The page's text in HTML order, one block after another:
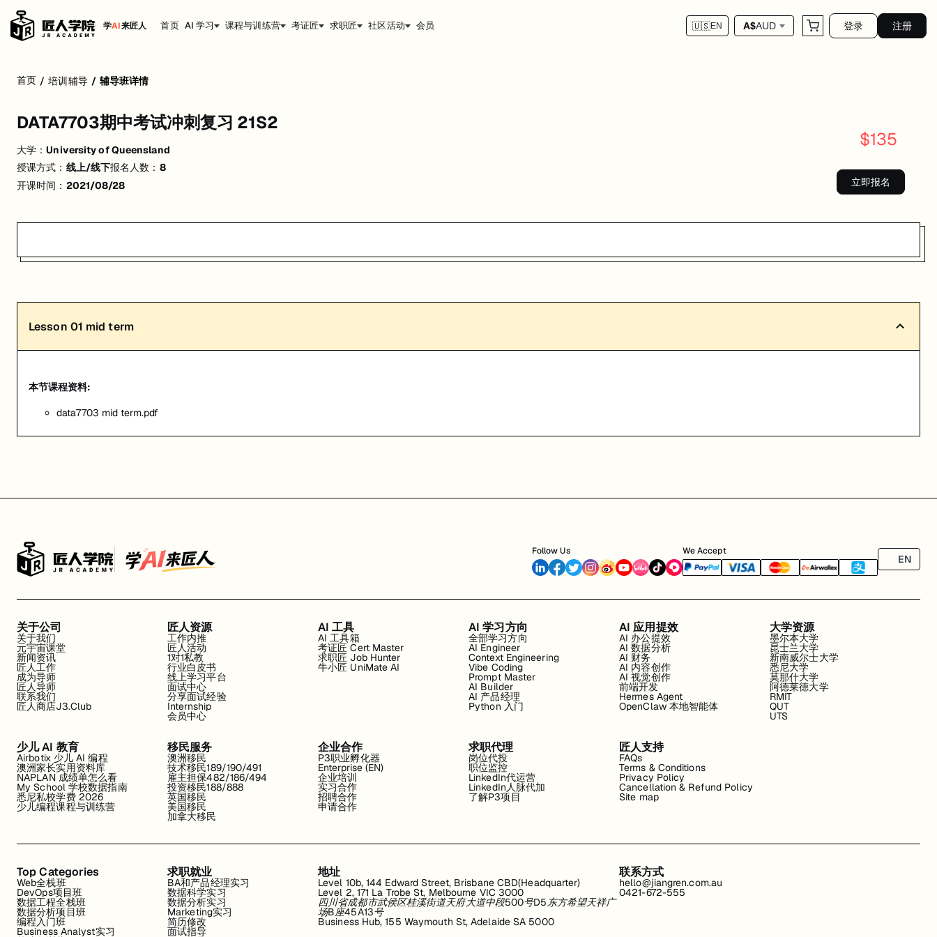
学AI来匠人 首页 AI 学习 课程与训练营 考证匠 求职匠 社区活动 会员 🇺🇸EN A$AUD 登录 注册
DATA7703期中考试冲刺复习 21S2
开始日期: 2021/8/28
已有 8 名同学报名参加
关联大学:University of Queensland
首页 / 培训辅导 / 辅导班详情
DATA7703期中考试冲刺复习 21S2
大学：University of Queensland
授课方式： 线上/线下报名人数： 8
开课时间： 2021/08/28
$135
立即报名
Lesson 01 mid term
本节课程资料:
data7703 mid term.pdf
Follow Us We Accept
EN
关于公司
关于我们
元宇宙课堂
新闻资讯
匠人工作
成为导师
匠人导师
联系我们
匠人商店J3.Club
匠人资源
工作内推
匠人活动
1对1私教
行业白皮书
线上学习平台
面试中心
分享面试经验
Internship
会员中心
AI 工具
AI 工具箱
考证匠 Cert Master
求职匠 Job Hunter
牛小匠 UniMate AI
AI 学习方向
全部学习方向
AI Engineer
Context Engineering
Vibe Coding
Prompt Master
AI Builder
AI 产品经理
Python 入门
AI 应用提效
AI 办公提效
AI 数据分析
AI 财务
AI 内容创作
AI 视觉创作
前端开发
Hermes Agent
OpenClaw 本地智能体
大学资源
墨尔本大学
昆士兰大学
新南威尔士大学
悉尼大学
莫那什大学
阿德莱德大学
RMIT
QUT
UTS
少儿 AI 教育
Airbotix 少儿 AI 编程
澳洲家长实用资料库
NAPLAN 成绩单怎么看
My School 学校数据指南
悉尼私校学费 2026
少儿编程课程与训练营
移民服务
澳洲移民
技术移民189/190/491
雇主担保482/186/494
投资移民188/888
英国移民
美国移民
加拿大移民
企业合作
P3职业孵化器
Enterprise (EN)
企业培训
实习合作
招聘合作
申请合作
求职代理
岗位代投
职位监控
LinkedIn代运营
LinkedIn人脉代加
了解P3项目
匠人支持
FAQs
Terms & Conditions
Privacy Policy
Cancellation & Refund Policy
Site map
Top Categories
Web全栈班
DevOps项目班
数据工程全栈班
数据分析项目班
编程入门班
Business Analyst实习
求职就业
BA和产品经理实习
数据科学实习
数据分析实习
Marketing实习
简历修改
面试指导
地址
Level 10b, 144 Edward Street, Brisbane CBD(Headquarter)
Level 2, 171 La Trobe St, Melbourne VIC 3000
四川省成都市武侯区桂溪街道天府大道中段500号D5东方希望天祥广
场B座45A13号
Business Hub, 155 Waymouth St, Adelaide SA 5000
联系方式
hello@jiangren.com.au
0421-672-555